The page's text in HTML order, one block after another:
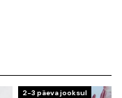
2-3 päeva jooksul